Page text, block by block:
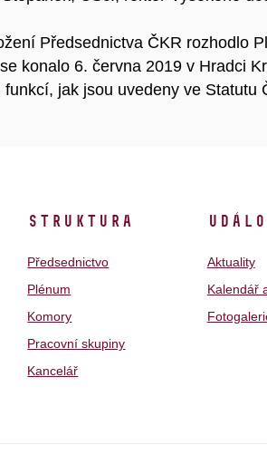
Předsednictva ČKR rozhodlo
konalo 6. června 2019 v Hradci
jak jsou uvedeny ve Statutu
Struktura
Předsednictvo
Plénum
Komory
Pracovní skupiny
Kancelář
Aktuality
Kalendář